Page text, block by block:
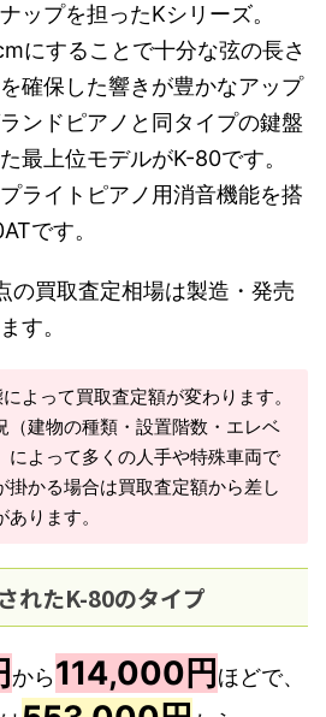
ップを担ったKシリーズ。
にすることで十分な弦の長さ
確保した響きが豊かなアップ
ンドピアノと同タイプの鍵盤
最上位モデルがK-80です。
ライトピアノ用消音機能を搭
です。
の買取査定相場は製造・発売
す。
よって買取査定額が変わります。
（建物の種類・設置階数・エレベ
によって多くの人手や特殊車両で
掛かる場合は買取査定額から差し
ります。
れたK-80のタイプ
から114,000円 ほどで、